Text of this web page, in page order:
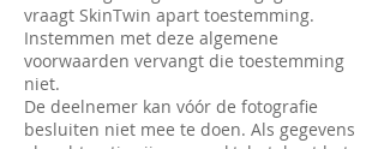
vraagt SkinTwin apart toestemming.
Instemmen met deze algemene
voorwaarden vervangt die toestemming
niet.
De deelnemer kan vóór de fotografie
besluiten niet mee te doen. Als gegevens